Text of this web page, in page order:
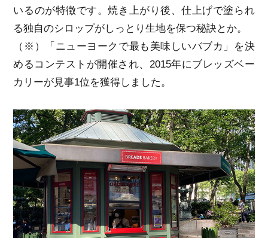
いるのが特徴です。焼き上がり後、仕上げで塗られ
る独自のシロップがしっとり生地を保つ秘訣とか。
（※）「ニューヨークで最も美味しいバブカ」を決
めるコンテストが開催され、2015年にブレッズベー
カリーが見事1位を獲得しました。